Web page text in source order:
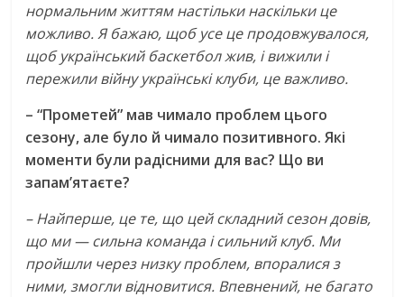
нормальним життям настільки наскільки це
можливо. Я бажаю, щоб усе це продовжувалося,
щоб український баскетбол жив, і вижили і
пережили війну українські клуби, це важливо.
– “Прометей” мав чимало проблем цього
сезону, але було й чимало позитивного. Які
моменти були радісними для вас? Що ви
запам’ятаєте?
– Найперше, це те, що цей складний сезон довів,
що ми — сильна команда і сильний клуб. Ми
пройшли через низку проблем, впоралися з
ними, змогли відновитися. Впевнений, не багато